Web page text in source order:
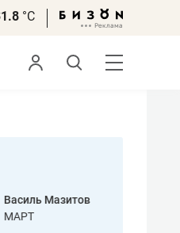
°С
Мазитов